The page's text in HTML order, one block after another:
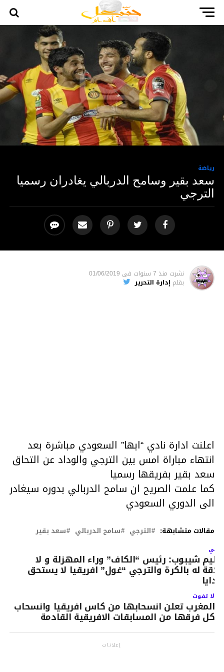
رياضة
سعد بقير وسامح الدربالي يغادران رسميا
الترجي
نشرت منذ 7 سنوات فى 01/06/2019
بقلم إدارة التحرير
اعلنت ادارة نادي “ابها” السعودي مباشرة بعد
انتهاء مباراة امس بين الترجي والوداد عن التحاق
سعد بقير بفريقها رسميا
كما علمت الصريح ان سامح الدربالي بدوره سيغادر
الى الدوري السعودي
مقالات متشابهة: الترجي سامح الدربالي سعد بقير
شيبوب: رئيس “الكاف” وراء المهزلة و لا
له بالكرة والترجي “غول” افريقيا لا يستحق
لا تفوت
المغرب تعلن انسحابها من كاس افريقيا وانسحاب
كل فرقها من المسابقات الافريقية القادمة
إعلانات